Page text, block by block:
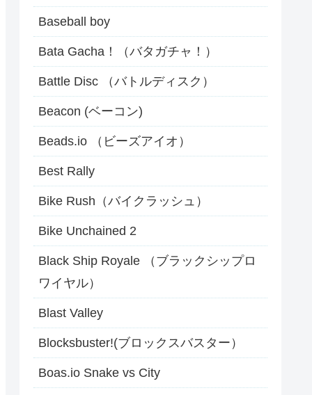
Baseball boy
Bata Gacha！（バタガチャ！）
Battle Disc （バトルディスク）
Beacon (ベーコン)
Beads.io （ビーズアイオ）
Best Rally
Bike Rush（バイクラッシュ）
Bike Unchained 2
Black Ship Royale （ブラックシップロ
ワイヤル）
Blast Valley
Blocksbuster!(ブロックスバスター）
Boas.io Snake vs City